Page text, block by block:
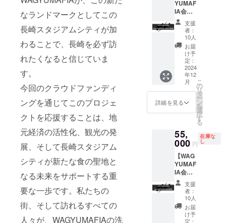
なランドマークとしてこの
長崎スタジアムシティが加
わることで、長崎を必ず訪
れたくなると信じていま
す。
今回のクラウドファンディ
ングを通じてこのプロジェ
クトを応援することは、地
元経済の活性化、観光の発
展、そして長崎スタジアム
シティが新たな食の聖地と
なる未来をサポートする重
要な一歩です。私たちの
街、そして訪れるすべての
人々が、WAGYUMAFIAの洗
す
okグ
ループ
へのご
招待 ※
有効期
限 2025
年12月
末日ま
で ※ご
利用い
ただけ
店舗の
営業日
※支援プ
ランの
譲渡は
不可で
す
のお食
事の際
にお渡
し致し
ます。
※WAGY
UMAFI
A会員専
Facebo
okグ
ループ
へのご
年12月
末日ま
で ※ご
利用い
ただけ
る日は
店舗の
営業日
に準じ
ます。
※支援プ
※ULTR
A
CHAMP
ONのご
提供は
長崎
MASHI
MASHI
のみと
なりま
す。 ※
会員権
へのお
渡しの
りま
す。 ※
会員権
のお渡
しは
WAGYU
MAFIA
店舗、
YUMAF
IA会員
権＋
NAGAS
AKI
MASHI
MASHI
お食事
券】
WAGYU
MAFIA
全世界
会員店
権。
WAGYU
JIRO1
杯お食
事券
※WAGY
UJIRO
のご提
供は六
本木
MASHI
支援
者：
10人
お届
け予
定：
2024
年12
月
詳細を見る
こ
の
リ
タ
ー
ン
を
選
択
す
る
55,
000 円
在庫な
し
【WAG
YUMAF
IA会員
権
+NAGA
SAKI
SUSHI
MAFIA
お食事
支援
者：
10人
お届
け予
定：